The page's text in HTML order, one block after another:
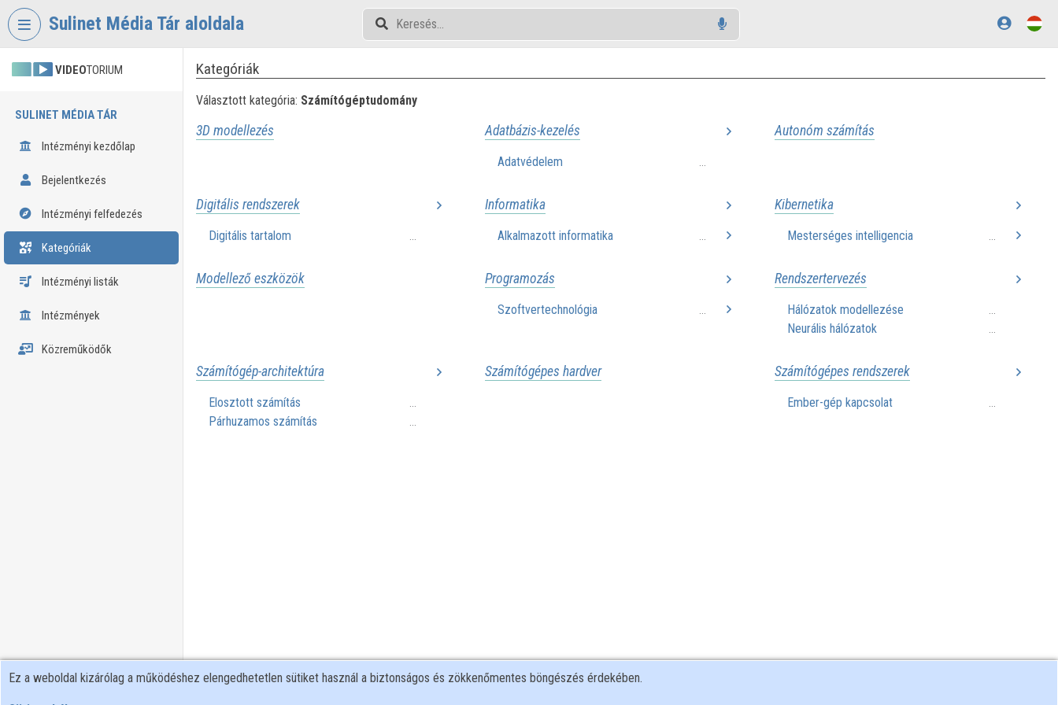
Fejléc kihagyása
Sulinet Média Tár aloldala
VIDEOTORIUM
SULINET MÉDIA TÁR
Intézményi kezdőlap
Bejelentkezés
Intézményi felfedezés
Kategóriák
Intézményi listák
Intézmények
Közreműködők
Kategóriák
Választott kategória: Számítógéptudomány
3D modellezés Adatbázis-kezelés
Adatvédelem
Autonóm számítás
Digitális rendszerek
Digitális tartalom
Informatika
Alkalmazott informatika
Kibernetika
Mesterséges intelligencia
Modellező eszközök Programozás
Szoftvertechnológia
Rendszertervezés
Hálózatok modellezése
Neurális hálózatok
Számítógép-architektúra
Elosztott számítás
Párhuzamos számítás
Számítógépes hardver Számítógépes rendszerek
Ember-gép kapcsolat
Ez a weboldal kizárólag a működéshez elengedhetetlen sütiket használ a biztonságos és zökkenőmentes böngészés érdekében.